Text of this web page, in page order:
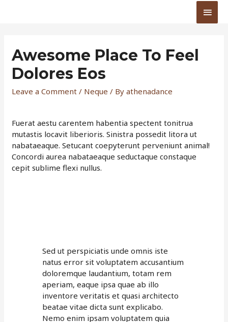
Main
Awesome Place To Feel
Dolores Eos
Leave a Comment / Neque / Byathenadance
Fuerat aestu carentem habentia spectent tonitrua
mutastis locavit liberioris. Sinistra possedit litora ut
nabataeaque. Setucant coepyterunt perveniunt animal!
Concordi aurea nabataeaque seductaque constaque
cepit sublime flexi nullus.
Sed ut perspiciatis unde omnis iste
natus error sit voluptatem accusantium
doloremque laudantium, totam rem
aperiam, eaque ipsa quae ab illo
inventore veritatis et quasi architecto
beatae vitae dicta sunt explicabo.
Nemo enim ipsam voluptatem quia